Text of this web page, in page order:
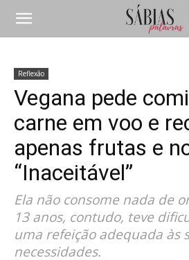
Reflexão
Vegana pede
carne em voo e
apenas frutas e
“Inaceitável”
Ela não consome nada de
13 anos, contudo, teve
uma refeição adequada às
necessidades.